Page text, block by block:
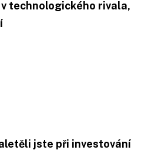
technologického rivala,
jste při investování